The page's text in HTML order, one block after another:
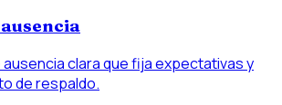
clara que fija expectativas y
de respaldo.